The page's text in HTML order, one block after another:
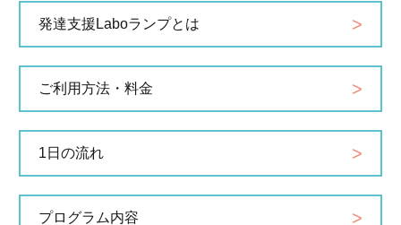
発達支援Laboランプとは
ご利用方法・料金
1日の流れ
プログラム内容